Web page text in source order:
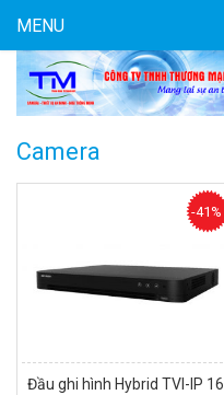
MENU
Camera
Đầu ghi hình Hybrid TVI-IP 16
-41%